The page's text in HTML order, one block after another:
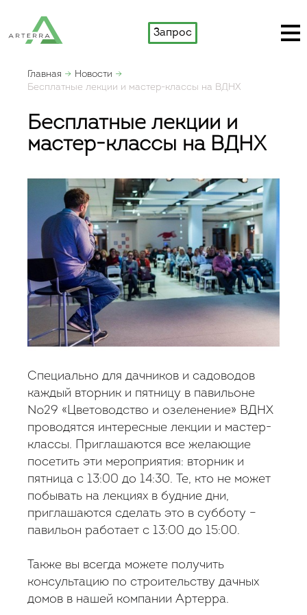
Запрос
Главная
Новости
Бесплатные лекции и мастер-классы на ВДНХ
Бесплатные лекции и
мастер-классы на ВДНХ
Специально для дачников и садоводов
каждый вторник и пятницу в павильоне
№29 «Цветоводство и озеленение» ВДНХ
проводятся интересные лекции и мастер-
классы. Приглашаются все желающие
посетить эти мероприятия: вторник и
пятница с 13:00 до 14:30. Те, кто не может
побывать на лекциях в будние дни,
приглашаются сделать это в субботу –
павильон работает с 13:00 до 15:00.
Также вы всегда можете получить
консультацию по строительству дачных
домов в нашей компании Артерра.